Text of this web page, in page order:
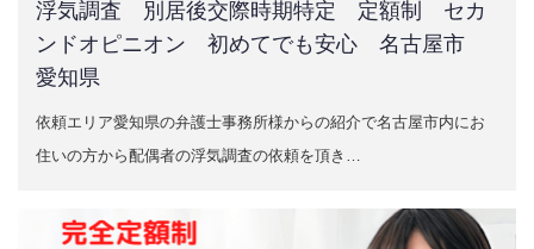
浮気調査 別居後交際時期特定 定額制 セカ
ンドオピニオン 初めてでも安心 名古屋市
愛知県
依頼エリア愛知県の弁護士事務所様からの紹介で名古屋市内にお
住いの方から配偶者の浮気調査の依頼を頂き…